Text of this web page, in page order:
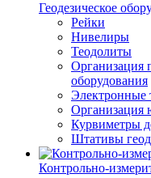
Геодезическое
Рейки
Нивелиры
Теодолиты
Организация
оборудования
Электронные
Организация
Курвиметры
Штативы
Контрольно-